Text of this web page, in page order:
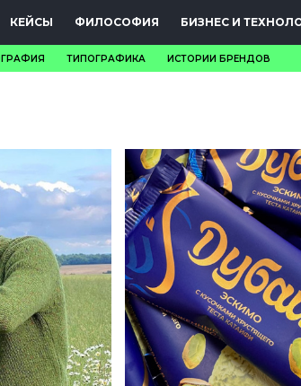
КЕЙСЫ ФИЛОСОФИЯ БИЗНЕС И
ТИПОГРАФИКА ИСТОРИИ БРЕНДОВ
PRO.ОБЗОР
КЕЙСЫ
ФИЛОСОФИЯ
КРЕАТИВА
БИЗНЕС И
ТЕХНОЛОГИИ
ФЕСТИВАЛИ